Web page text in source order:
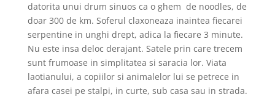
datorita unui drum sinuos ca o ghem de noodles, de
doar 300 de km. Soferul claxoneaza inaintea fiecarei
serpentine in unghi drept, adica la fiecare 3 minute.
Nu este insa deloc derajant. Satele prin care trecem
sunt frumoase in simplitatea si saracia lor. Viata
laotianului, a copiilor si animalelor lui se petrece in
afara casei pe stalpi, in curte, sub casa sau in strada.